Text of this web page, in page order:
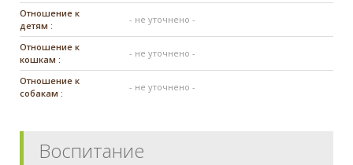
Отношение к
детям :
- не уточнено -
Отношение к
кошкам :
- не уточнено -
Отношение к
собакам :
- не уточнено -
Воспитание